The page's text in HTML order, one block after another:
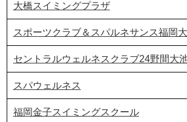
大橋スイミングプラザ
スポーツクラブ＆スパルネサンス福岡
セントラルウェルネスクラブ24野間大
スパウェルネス
福岡金子スイミングスクール